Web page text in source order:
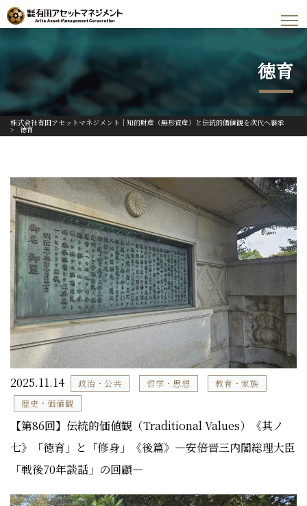
徳育
株式会社有田アセットマネジメント｜知的財産（無形資産）と伝統的価値観を次代へ継承
> 徳育
2025.11.14 政治・公共 哲学・思想
教育・家族
歴史・価値観
【第86回】伝統的価値観（Traditional Values）《其ノ
七》「徳育」と「修身」《後篇》―安倍晋三内閣総理大臣
「戦後70年談話」の回顧―